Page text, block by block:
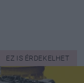
EZ IS ÉRDEKELHET